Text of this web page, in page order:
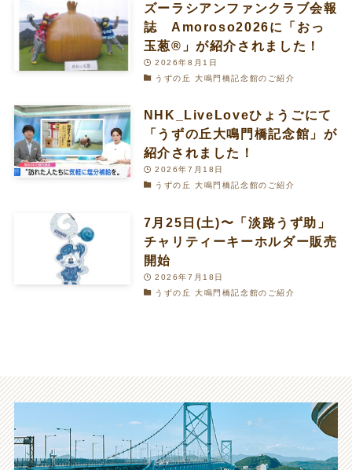
ズーラシアンファンクラブ会報
誌 Amoroso2026に「おっ
玉葱®︎」が紹介されました！
2026年8月1日
うずの丘 大鳴門橋記念館のご紹介
NHK_LiveLoveひょうごにて
「うずの丘大鳴門橋記念館」が
紹介されました！
2026年7月18日
うずの丘 大鳴門橋記念館のご紹介
7月25日(土)〜「淡路うず助」
チャリティーキーホルダー販売
開始
2026年7月18日
うずの丘 大鳴門橋記念館のご紹介